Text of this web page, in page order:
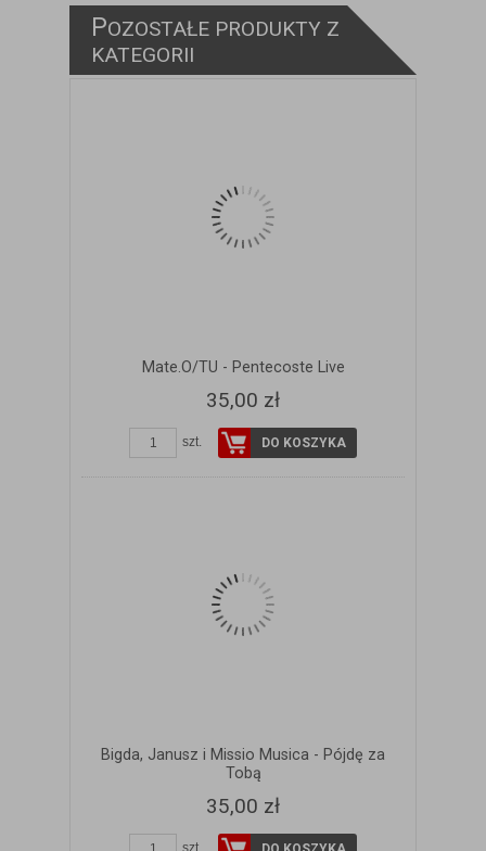
POZOSTAŁE PRODUKTY Z
KATEGORII
Mate.O/TU - Pentecoste Live
35,00 zł
szt. DO KOSZYKA
Bigda, Janusz i Missio Musica - Pójdę za
Tobą
35,00 zł
szt.